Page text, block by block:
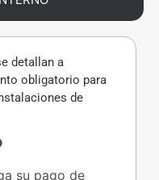
detallan a
obligatorio para
de
su pago de